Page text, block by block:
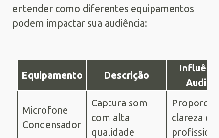
entender como diferentes equipamentos
podem impactar sua audiência:
Equipamento Descrição
Microfone
Condensador
Captura som
com alta
qualidade
clareza e